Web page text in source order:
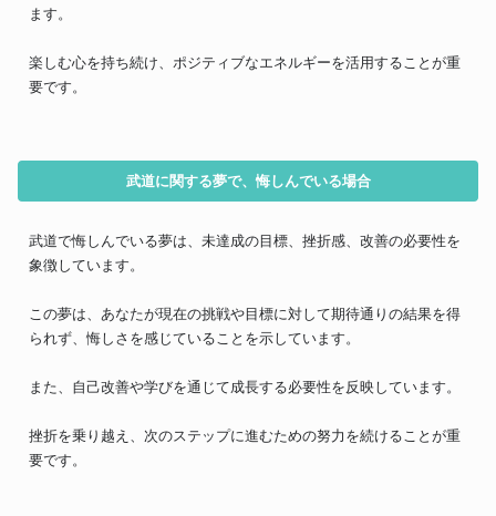
ます。
楽しむ心を持ち続け、ポジティブなエネルギーを活用することが重
要です。
武道に関する夢で、悔しんでいる場合
武道で悔しんでいる夢は、未達成の目標、挫折感、改善の必要性を
象徴しています。
この夢は、あなたが現在の挑戦や目標に対して期待通りの結果を得
られず、悔しさを感じていることを示しています。
また、自己改善や学びを通じて成長する必要性を反映しています。
挫折を乗り越え、次のステップに進むための努力を続けることが重
要です。